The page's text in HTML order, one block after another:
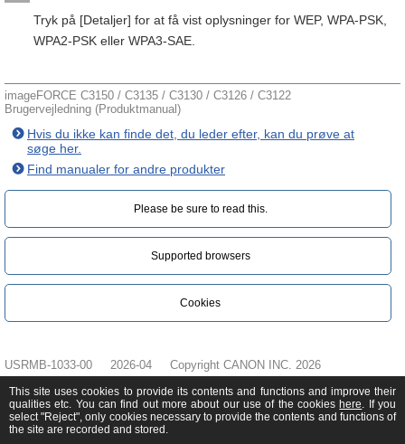
Tryk på [Detaljer] for at få vist oplysninger for WEP, WPA-PSK,
WPA2-PSK eller WPA3-SAE.
imageFORCE C3150 / C3135 / C3130 / C3126 / C3122
Brugervejledning (Produktmanual)
Hvis du ikke kan finde det, du leder efter, kan du prøve at
søge her.
Find manualer for andre produkter
Please be sure to read this.‎
Supported browsers
Cookies
USRMB-1033-00 2026-04 Copyright CANON INC. 2026
This site uses cookies to provide its contents and functions and improve their
qualities etc. You can find out more about our use of the cookies here. If you
select "Reject", only cookies necessary to provide the contents and functions of
the site are recorded and stored.